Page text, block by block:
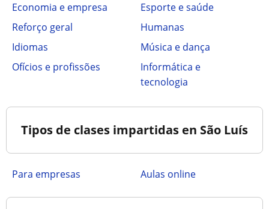
Economia e empresa
Esporte e saúde
Reforço geral
Humanas
Idiomas
Música e dança
Ofícios e profissões
Informática e
tecnologia
Tipos de clases impartidas en São Luís
para empresas aulas online